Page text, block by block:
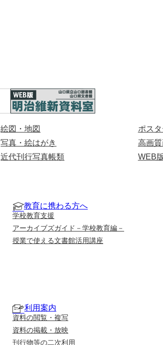
絵図・地図
写真・絵はがき
近代刊行写真帳類
ポス
高画
WEB
教育に携わる方へ
学校教育支援
アーカイブズガイド－学校教育編－
授業で使える文書館活用講座
利用案内
資料の閲覧・複写
資料の掲載・放映
刊行物等の二次利用